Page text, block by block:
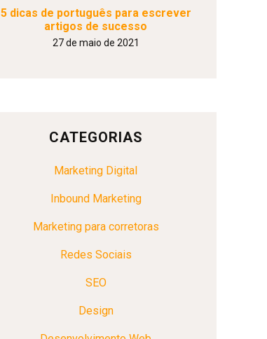
5 dicas de português para escrever
artigos de sucesso
27 de maio de 2021
CATEGORIAS
Marketing Digital
Inbound Marketing
Marketing para corretoras
Redes Sociais
SEO
Design